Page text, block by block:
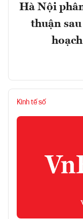
Hà Nội
thuận
Kinh tế số